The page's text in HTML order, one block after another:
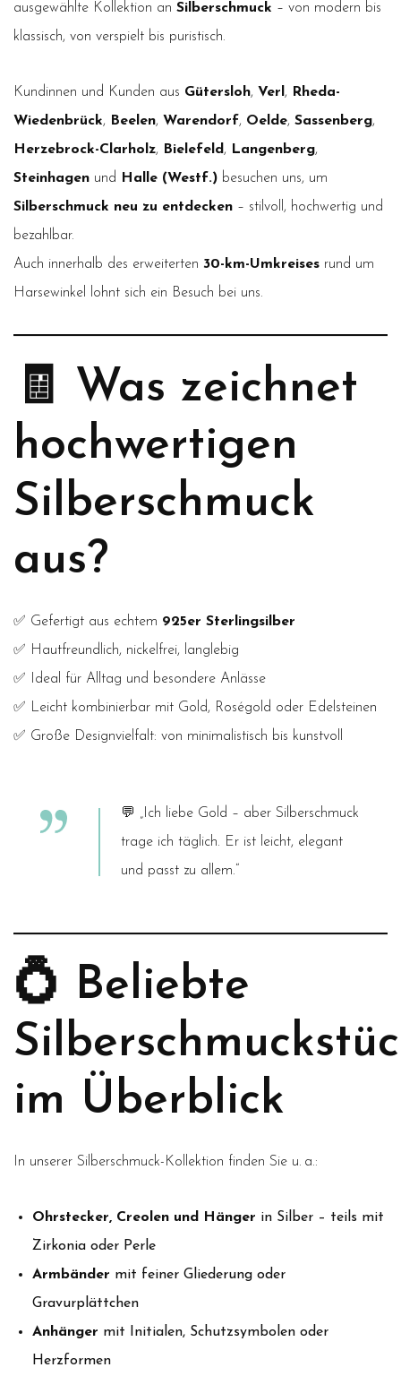
ausgewählte Kollektion an Silberschmuck – von modern bis
klassisch, von verspielt bis puristisch.
Kundinnen und Kunden aus Gütersloh, Verl ,
Rheda-
Wiedenbrück, Beelen, Warendorf, Oelde, Sassenberg,
Herzebrock-Clarholz, Bielefeld , Langenberg,
Steinhagen und Halle (Westf.) besuchen uns, um
Silberschmuck neu zu entdecken – stilvoll, hochwertig und
bezahlbar.
Auch innerhalb des erweiterten 30-km-Umkreises rund um
Harsewinkel lohnt sich ein Besuch bei uns.
🧾 Was zeichnet
hochwertigen
Silberschmuck
aus?
✅ Gefertigt aus echtem 925er Sterlingsilber
✅ Hautfreundlich, nickelfrei, langlebig
✅ Ideal für Alltag und besondere Anlässe
✅ Leicht kombinierbar mit Gold, Roségold oder Edelsteinen
✅ Große Designvielfalt: von minimalistisch bis kunstvoll
💬 „Ich liebe Gold – aber Silberschmuck
trage ich täglich. Er ist leicht, elegant
und passt zu allem.“
💍 Beliebte
im Überblick
In unserer Silberschmuck-Kollektion finden Sie u. a.:
Ohrstecker, Creolen und Hänger in Silber – teils mit
Zirkonia oder Perle
Armbänder mit feiner Gliederung oder
Gravurplättchen
Anhänger mit Initialen, Schutzsymbolen oder
Herzformen